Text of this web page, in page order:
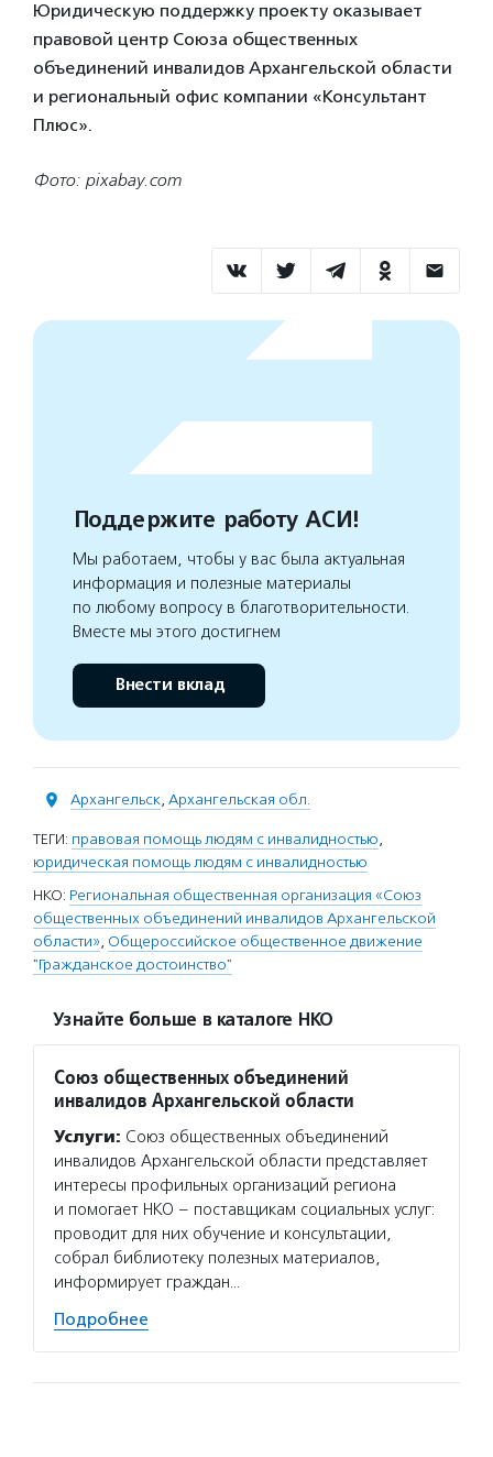
Юридическую поддержку проекту оказывает
правовой центр Союза общественных
объединений инвалидов Архангельской области
и региональный офис компании «Консультант
Плюс».
Фото: pixabay.com
Поддержите работу АСИ!
Мы работаем, чтобы у вас была актуальная
информация и полезные материалы
по любому вопросу в благотворительности.
Вместе мы этого достигнем
Внести вклад
Архангельск, Архангельская обл.
ТЕГИ: правовая помощь людям с инвалидностью,
юридическая помощь людям с инвалидностью
НКО: Региональная общественная организация «Союз
общественных объединений инвалидов Архангельской
области», Общероссийское общественное движение
"Гражданское достоинство"
Узнайте больше в каталоге НКО
Союз общественных объединений
инвалидов Архангельской области
Услуги: Союз общественных объединений
инвалидов Архангельской области представляет
интересы профильных организаций региона
и помогает НКО – поставщикам социальных услуг:
проводит для них обучение и консультации,
собрал библиотеку полезных материалов,
информирует граждан…
Подробнее